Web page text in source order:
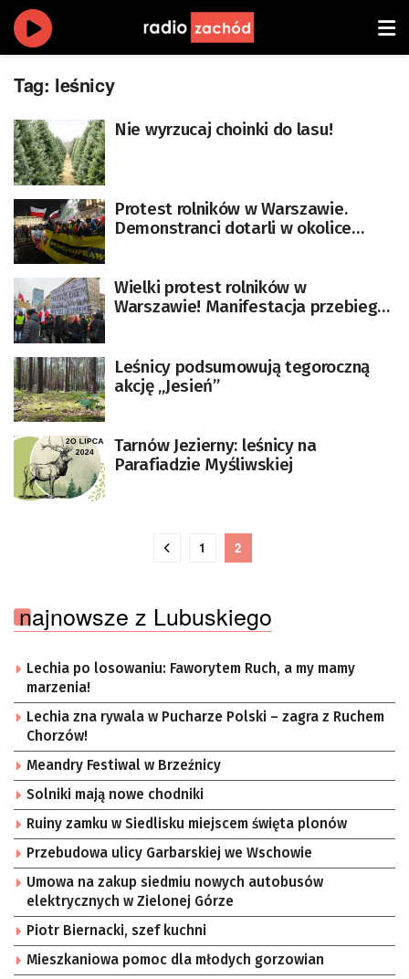
Tag: leśnicy
Nie wyrzucaj choinki do lasu!
Protest rolników w Warszawie.
Demonstranci dotarli w okolice
Wielki protest rolników w
Warszawie! Manifestacja przebiega
Leśnicy podsumowują tegoroczną
akcję „Jesień”
Tarnów Jezierny: leśnicy na
Parafiadzie Myśliwskiej
1 2
najnowsze z Lubuskiego
Lechia po losowaniu: Faworytem Ruch, a my mamy
marzenia!
Lechia zna rywala w Pucharze Polski – zagra z Ruchem
Chorzów!
Meandry Festiwal w Brzeźnicy
Solniki mają nowe chodniki
Ruiny zamku w Siedlisku miejscem święta plonów
Przebudowa ulicy Garbarskiej we Wschowie
Umowa na zakup siedmiu nowych autobusów
elektrycznych w Zielonej Górze
Piotr Biernacki, szef kuchni
Mieszkaniowa pomoc dla młodych gorzowian